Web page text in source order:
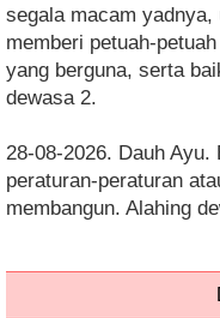
segala macam
memberi petuah-
yang berguna, serta
dewasa 2.
28-08-2026. Dauh
peraturan-peraturan
membangun. Alahing